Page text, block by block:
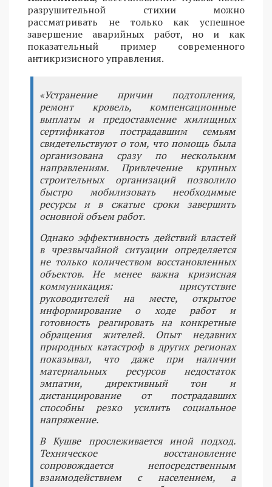
разрушительной стихии можно
рассматривать не только как успешное
завершение аварийных работ, но и как
показательный пример современного
антикризисного управления.
«Устранение причин подтопления,
ремонт кровель, компенсационные
выплаты и предоставление жилищных
сертификатов пострадавшим семьям
свидетельствуют о том, что помощь была
организована сразу по нескольким
направлениям. Привлечение крупных
строительных организаций позволило
быстро мобилизовать необходимые
ресурсы и в сжатые сроки завершить
основной объем работ.
Однако эффективность действий властей
в чрезвычайной ситуации определяется
не только количеством восстановленных
объектов. Не менее важна кризисная
коммуникация: присутствие
руководителей на месте, открытое
информирование о ходе работ и
готовность реагировать на конкретные
обращения жителей. Опыт недавних
природных катастроф в других регионах
показывал, что даже при наличии
материальных ресурсов недостаток
эмпатии, директивный тон и
дистанцирование от пострадавших
способны резко усилить социальное
напряжение.
В Кушве прослеживается иной подход.
Техническое восстановление
сопровождается непосредственным
взаимодействием с населением, а